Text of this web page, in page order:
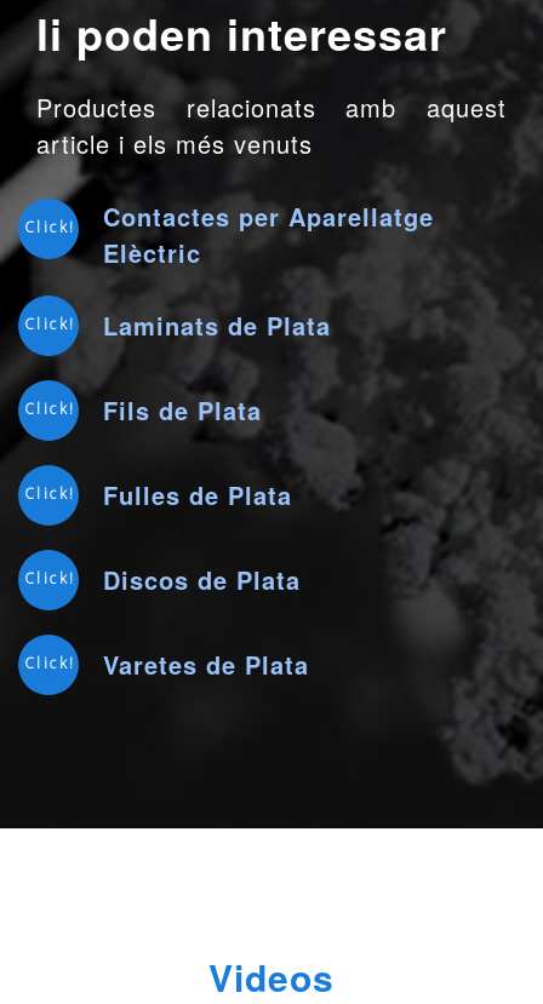
li poden interessar
Productes relacionats amb aquest
article i els més venuts
Click!
Contactes per Aparellatge
Elèctric
Click! Laminats de Plata
Click! Fils de Plata
Click! Fulles de Plata
Click! Discos de Plata
Click! Varetes de Plata
Videos